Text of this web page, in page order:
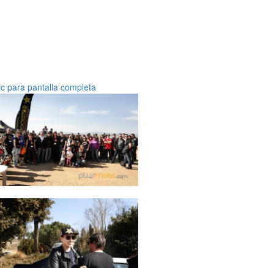
para pantalla completa